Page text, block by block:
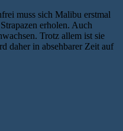
muss sich Malibu erstmal
erholen. Auch
Trotz allem ist sie
daher in absehbarer Zeit auf